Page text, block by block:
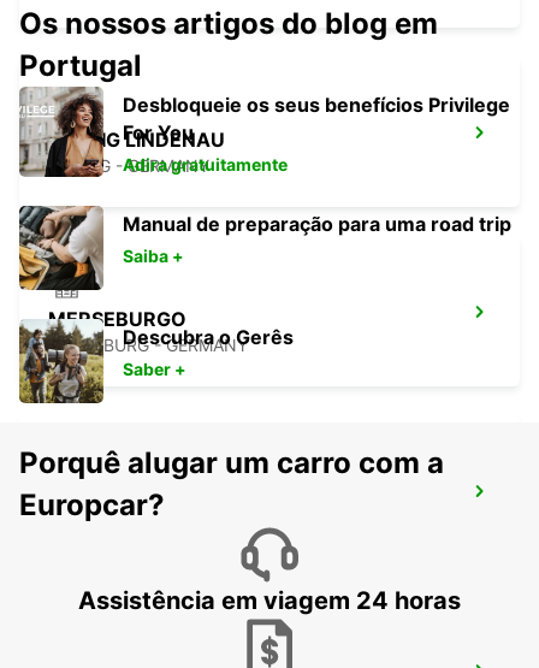
LEIPZIG LINDENAU
LEIPZIG - GERMANY
MERSEBURGO
MERSEBURG - GERMANY
LEIPZIG CIDADE
LEIPZIG - GERMANY
Os nossos artigos do blog em
Portugal
Desbloqueie os seus benefícios Privilege
For You
Adira gratuitamente
Manual de preparação para uma road trip
Saiba +
Descubra o Gerês
Saber +
Porquê alugar um carro com a
Europcar?
Assistência em viagem 24 horas